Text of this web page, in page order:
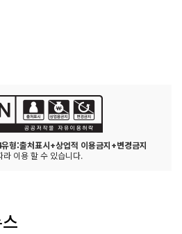
형:출처표시+상업적 이용금지+변경금지
라 이용 할 수 있습니다.